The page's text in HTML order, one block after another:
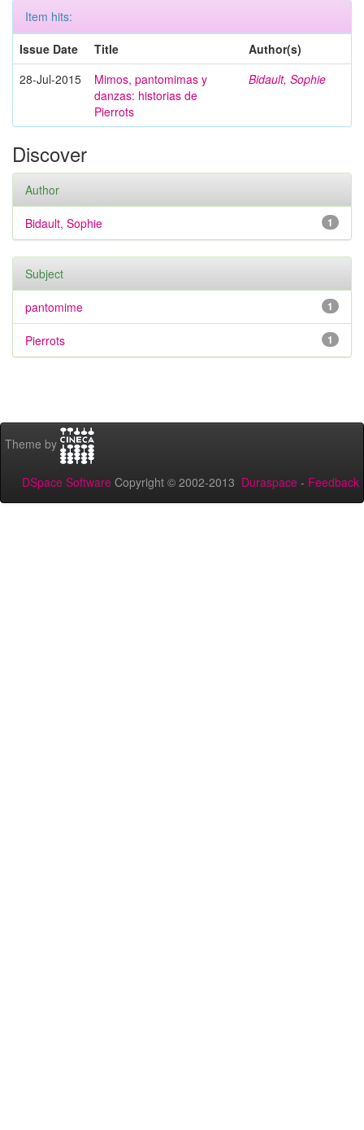
Item hits:
Issue Date
Title
Author(s)
28-Jul-2015
Mimos, pantomimas y
danzas: historias de
Pierrots
Bidault, Sophie
Discover
Author
1
Bidault, Sophie
Subject
1
pantomime
1
Pierrots
Theme by
DSpace Software Copyright © 2002-2013 Duraspace - Feedback